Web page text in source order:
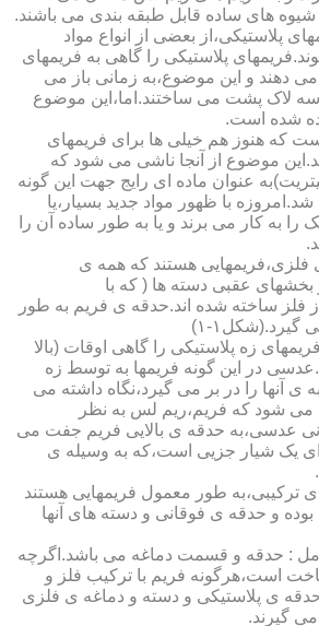
شیوه های ساده قابل طبقه بندی می باشند.
پلاستیکی،از بعضی از انواع مواد
پلاستیکی را گاهی به فریمهای
دهند و این موضوع،به زمانی باز می
لاک پشت می ساختند.اما،این موضوع
شده است.
که هنوز هم خیلی ها برای فریمهای
موضوع از آنجا ناشی می شود که
عنوان ماده ای رایج جهت این گونه
با ظهور مواد جدید بسیار،یا
را به کار می برند و یا به طور ساده آن را
فلزی،فریمهایی هستند که همه ی
بخشهای عقبی دسته ها ( که با
فلز ساخته شده اند.حدقه ی فریم به طور
۱)
زه پلاستیکی را گاهی اوقات (بالا
در این گونه فریمها به توسط زه
ی آنها را در بر می گیرد،نگاه داشته می
شود که فریم،ریم لس به نظر
عدسی،به حدقه ی بالایی فریم جفت می
یک شیار جزیی است،که به وسیله ی
ترکیبی،به طور معمول فریمهایی هستند
و حدقه ی فوقانی و دسته های آنها
: حدقه و قسمت دماغه می باشد.اگرچه
است،هرگونه فریم با ترکیب فلز و
ی پلاستیکی و دسته و دماغه ی فلزی
گیرند.